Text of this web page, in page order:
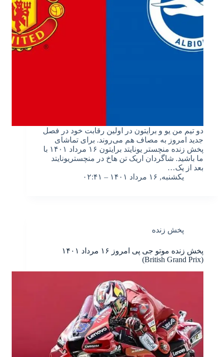
دو تیم من یو و برایتون در اولین رقابت خود در فصل
جدید امروز به مصاف هم می‌روند. برای تماشای
پخش زنده منچستر یونایتد برایتون ۱۶ مرداد ۱۴۰۱ با
ما باشید. شاگردان اریک تن هاخ در منچستریونایتد
بعد از یک…
یکشنبه, ۱۶ مرداد ۱۴۰۱ – ۰۲:۴۱
پخش زنده
پخش زنده موتو جی پی امروز ۱۶ مرداد ۱۴۰۱
(British Grand Prix)